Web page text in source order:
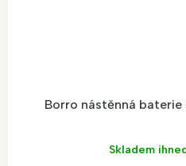
Borro nástěnná
Skladem